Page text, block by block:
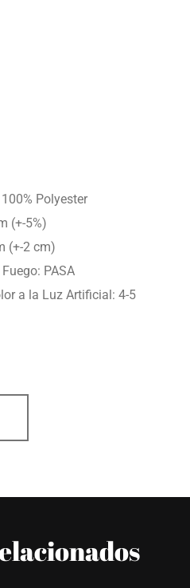
Polyester
(+-5%)
(+-2 cm)
PASA
a la Luz Artificial: 4-5